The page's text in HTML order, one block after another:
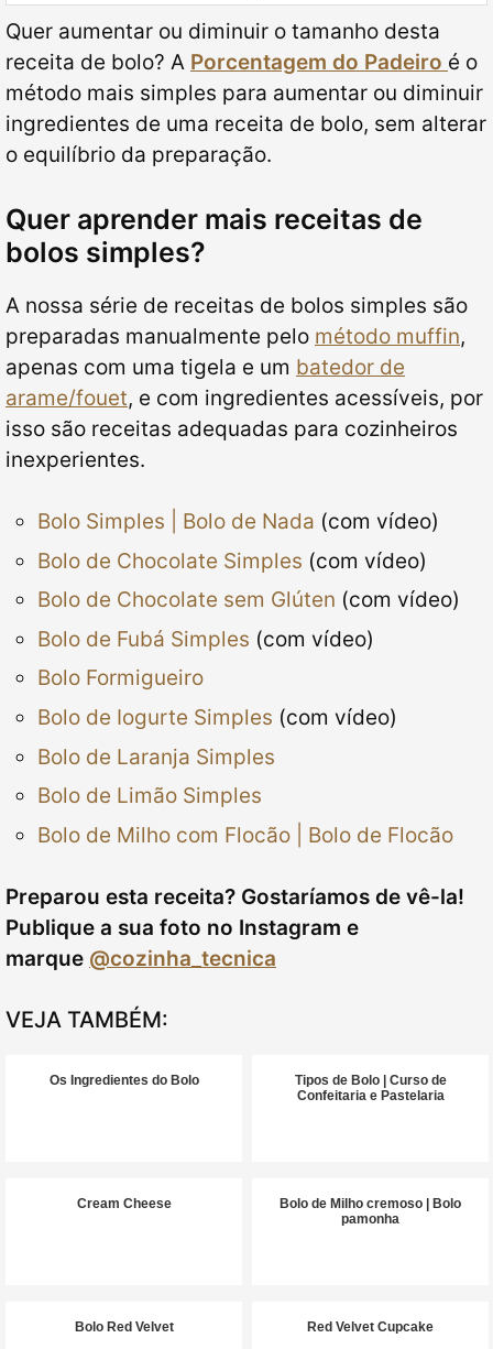
Quer aumentar ou diminuir o tamanho desta
receita de bolo? A Porcentagem do Padeiro é o
método mais simples para aumentar ou diminuir
ingredientes de uma receita de bolo, sem alterar
o equilíbrio da preparação.
Quer aprender mais receitas de
bolos simples?
A nossa série de receitas de bolos simples são
preparadas manualmente pelo método muffin,
apenas com uma tigela e um batedor de
arame/fouet, e com ingredientes acessíveis, por
isso são receitas adequadas para cozinheiros
inexperientes.
Bolo Simples | Bolo de Nada (com vídeo)
Bolo de Chocolate Simples (com vídeo)
Bolo de Chocolate sem Glúten (com vídeo)
Bolo de Fubá Simples (com vídeo)
Bolo Formigueiro
Bolo de Iogurte Simples (com vídeo)
Bolo de Laranja Simples
Bolo de Limão Simples
Bolo de Milho com Flocão | Bolo de Flocão
Preparou esta receita? Gostaríamos de vê-la!
Publique a sua foto no Instagram e
marque @cozinha_tecnica
VEJA TAMBÉM:
Os Ingredientes do Bolo
Tipos de Bolo | Curso de
Confeitaria e Pastelaria
Cream Cheese
Bolo de Milho cremoso | Bolo
pamonha
Bolo Red Velvet Red Velvet Cupcake